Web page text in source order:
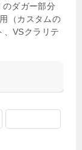
ダガー部分
（カスタムの
VSクラリテ